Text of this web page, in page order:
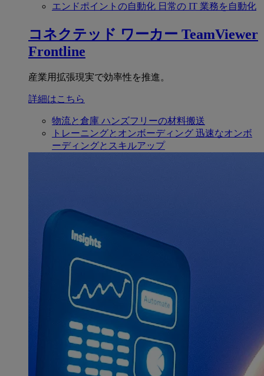
エンドポイントの自動化 日常の IT 業務を自動化
コネクテッド ワーカー TeamViewer
Frontline
産業用拡張現実で効率性を推進。
詳細はこちら
物流と倉庫 ハンズフリーの材料搬送
トレーニングとオンボーディング 迅速なオンボ
ーディングとスキルアップ